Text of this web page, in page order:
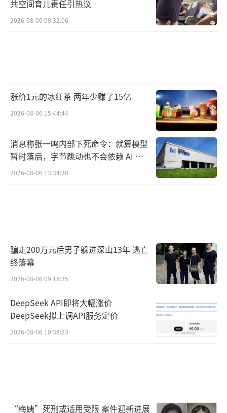
共空间育儿责任引热议
2026-08-06 09:32:06
涨价1元的冰红茶 两年少赚了15亿
2026-08-06 15:44:44
消息称张一鸣内部下死命令：就算模型
暂时落后，字节跳动也不会依赖 AI 蒸
馏技术
2026-08-06 13:34:28
骗走200万元后男子躲进深山13年 逃亡
终落幕
2026-08-06 09:18:25
DeepSeek API即将大幅涨价
DeepSeek拟上调API服务定价
2026-08-06 10:38:23
“梅姨”死刑或适用受限 案件迎新进展